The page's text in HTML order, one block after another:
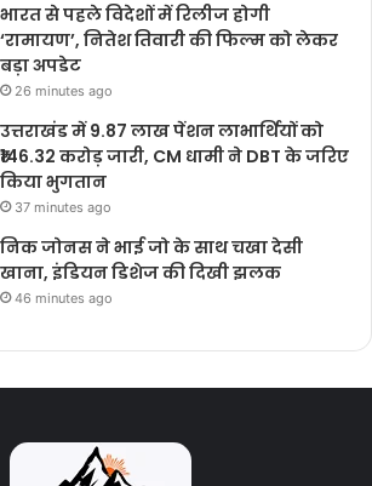
भारत से पहले विदेशों में रिलीज होगी
‘रामायण’, नितेश तिवारी की फिल्म को लेकर
बड़ा अपडेट
26 minutes ago
उत्तराखंड में 9.87 लाख पेंशन लाभार्थियों को
₹146.32 करोड़ जारी, CM धामी ने DBT के जरिए
किया भुगतान
37 minutes ago
निक जोनस ने भाई जो के साथ चखा देसी
खाना, इंडियन डिशेज की दिखी झलक
46 minutes ago